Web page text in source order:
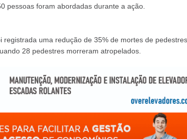
pessoas foram abordadas durante a ação.
registrada uma redução de 35% de mortes de
28 pedestres morreram atropelados.